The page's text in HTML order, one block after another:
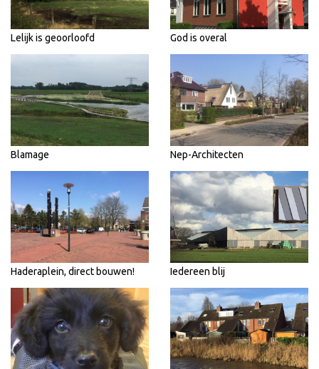
Lelijk is geoorloofd God is overal
Blamage Nep-Architecten
Haderaplein, direct bouwen! Iedereen blij